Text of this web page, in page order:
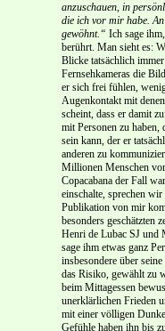
anzuschauen, in
die ich vor mir habe.
gewöhnt.“ Ich sage
berührt. Man sieht es:
Blicke tatsächlich
Fernsehkameras die
er sich frei fühlen,
Augenkontakt mit
scheint, dass er damit
mit Personen zu haben,
sein kann, der er
anderen zu
Millionen Menschen
Copacabana der Fall
einschalte, sprechen
Publikation von mir
besonders geschätzten
Henri de Lubac SJ und
sage ihm etwas ganz
insbesondere über
das Risiko, gewählt zu
beim Mittagessen
unerklärlichen Frieden
mit einer völligen
Gefühle haben ihn bis